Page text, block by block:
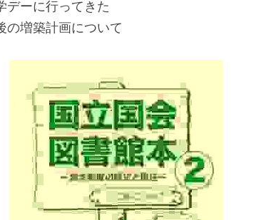
デーに行ってきた
の増築計画について